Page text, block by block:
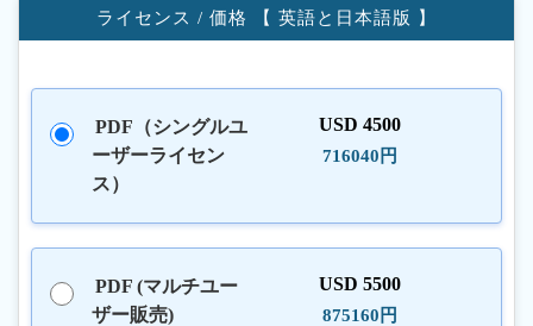
ライセンス / 価格 【 英語と日本語版 】
PDF（シングルユ
ーザーライセン
ス）
USD 4500
716040円
PDF (マルチユー
ザー販売)
USD 5500
875160円